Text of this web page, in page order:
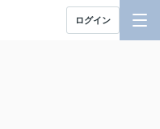
ログイン